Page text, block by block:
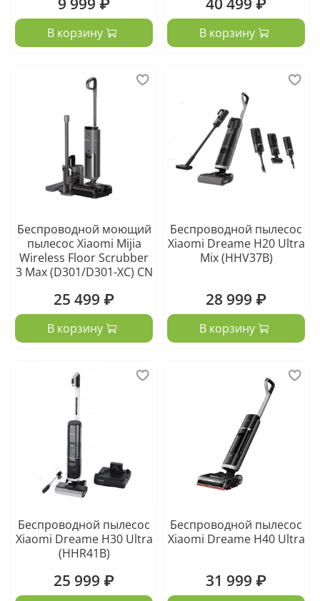
В корзину В корзину
Беспроводной моющий
пылесос Xiaomi Mijia
Wireless Floor Scrubber
3 Max (D301/D301-XC) CN
25 499 ₽
В корзину
Беспроводной пылесос
Xiaomi Dreame H20 Ultra
Mix (HHV37B)
28 999 ₽
В корзину
Беспроводной пылесос
Xiaomi Dreame H30 Ultra
(HHR41B)
25 999 ₽
Беспроводной пылесос
Xiaomi Dreame H40 Ultra
31 999 ₽